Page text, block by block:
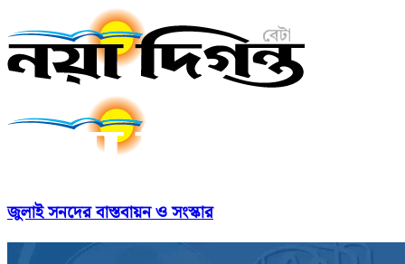
জুলাই সনদের বাস্তবায়ন ও সংস্কার